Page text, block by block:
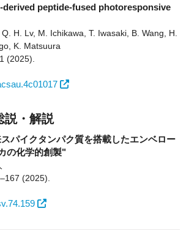
derived peptide-fused photoresponsive
H. Lv, M. Ichikawa, T. Iwasaki, B. Wang, H.
K. Matsuura
(2025)
説・解説
パイクタンパク質を搭載したエンベロー
の化学的創製"
(2025)